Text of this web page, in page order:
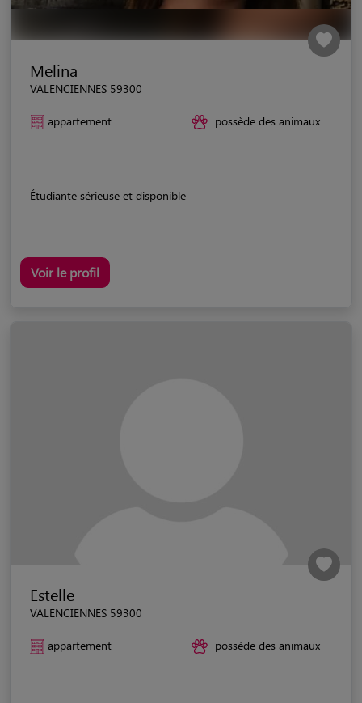
Melina
VALENCIENNES 59300
appartement possède des animaux
Étudiante sérieuse et disponible
Voir le profil
Estelle
VALENCIENNES 59300
appartement possède des animaux